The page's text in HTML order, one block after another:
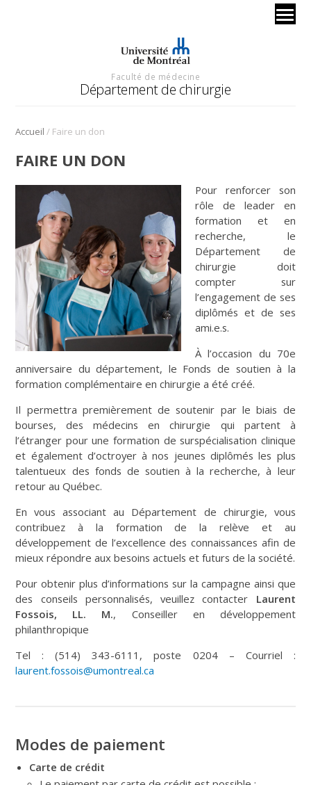
Faculté de médecine
Département de chirurgie
Accueil / Faire un don
FAIRE UN DON
Pour renforcer son
rôle de leader en
formation et en
recherche, le
Département de
chirurgie doit
compter sur
l’engagement de ses
diplômés et de ses
ami.e.s.
À l’occasion du 70e
anniversaire du département, le Fonds de soutien à la
formation complémentaire en chirurgie a été créé.
Il permettra premièrement de soutenir par le biais de
bourses, des médecins en chirurgie qui partent à
l’étranger pour une formation de surspécialisation clinique
et également d’octroyer à nos jeunes diplômés les plus
talentueux des fonds de soutien à la recherche, à leur
retour au Québec.
En vous associant au Département de chirurgie, vous
contribuez à la formation de la relève et au
développement de l’excellence des connaissances afin de
mieux répondre aux besoins actuels et futurs de la société.
Pour obtenir plus d’informations sur la campagne ainsi que
des conseils personnalisés, veuillez contacter Laurent
Fossois, LL. M., Conseiller en développement
philanthropique
Tel : (514) 343-6111, poste 0204 – Courriel :
laurent.fossois@umontreal.ca
Modes de paiement
Carte de crédit